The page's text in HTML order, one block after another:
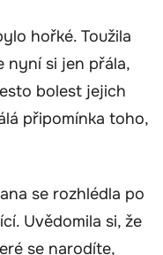
hořké. Toužila
nyní si jen přála,
bolest jejich
připomínka toho,
se rozhlédla po
Uvědomila si, že
se narodíte,